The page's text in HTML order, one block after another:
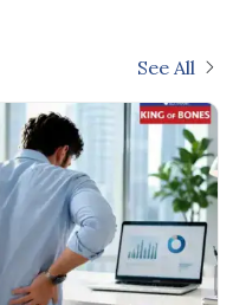
See All